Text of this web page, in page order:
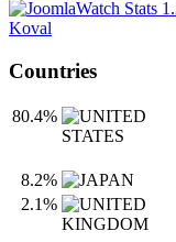
Countries
80.4%
8.2%
2.1%